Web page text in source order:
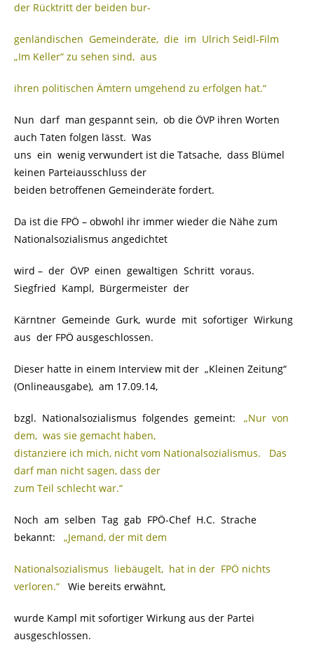
der Rücktritt der beiden bur-
genländischen Gemeinderäte, die im Ulrich Seidl-Film
„Im Keller“ zu sehen sind, aus
ihren politischen Ämtern umgehend zu erfolgen hat.“
Nun darf man gespannt sein, ob die ÖVP ihren Worten
auch Taten folgen lässt. Was
uns ein wenig verwundert ist die Tatsache, dass Blümel
keinen Parteiausschluss der
beiden betroffenen Gemeinderäte fordert.
Da ist die FPÖ – obwohl ihr immer wieder die Nähe zum
Nationalsozialismus angedichtet
wird – der ÖVP einen gewaltigen Schritt voraus.
Siegfried Kampl, Bürgermeister der
Kärntner Gemeinde Gurk, wurde mit sofortiger Wirkung
aus der FPÖ ausgeschlossen.
Dieser hatte in einem Interview mit der „Kleinen Zeitung“
(Onlineausgabe), am 17.09.14,
bzgl. Nationalsozialismus folgendes gemeint: „Nur von
dem, was sie gemacht haben,
distanziere ich mich, nicht vom Nationalsozialismus. Das
darf man nicht sagen, dass der
zum Teil schlecht war.“
Noch am selben Tag gab FPÖ-Chef H.C. Strache
bekannt: „Jemand, der mit dem
Nationalsozialismus liebäugelt, hat in der FPÖ nichts
verloren.“
Wie bereits erwähnt,
wurde Kampl mit sofortiger Wirkung aus der Partei
ausgeschlossen.